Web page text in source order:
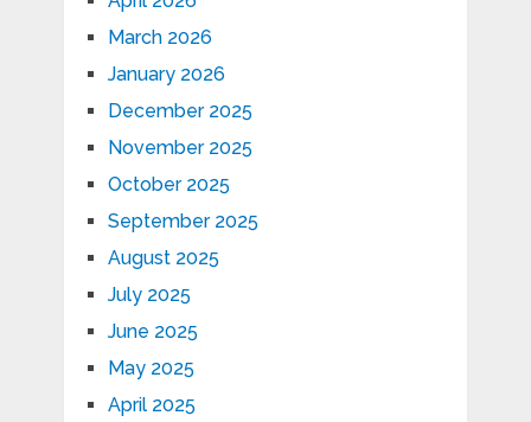
March 2026
January 2026
December 2025
November 2025
October 2025
September 2025
August 2025
July 2025
June 2025
May 2025
April 2025